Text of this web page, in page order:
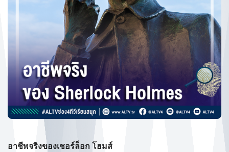
อาชีพจริงของเชอร์ล็อก โฮมส์